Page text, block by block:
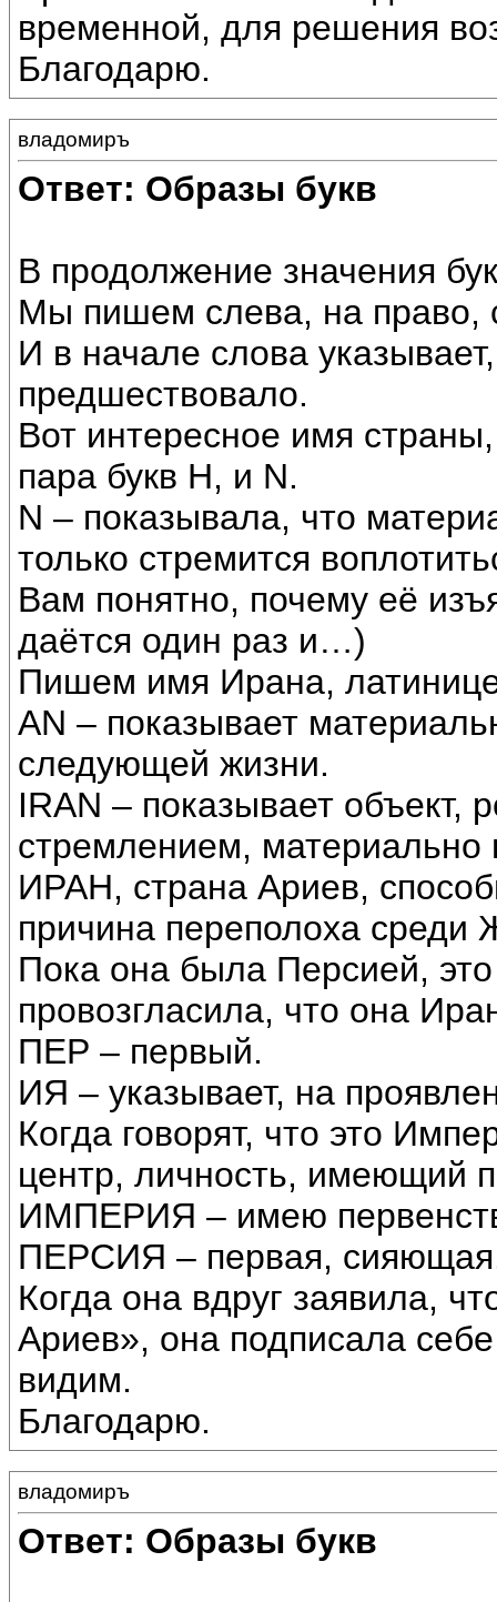
временной, для решения
Благодарю.
владомиръ
Ответ: Образы букв
В продолжение значения
Мы пишем слева, на право,
И в начале слова
предшествовало.
Вот интересное имя
пара букв Н, и N.
N – показывала, что
только стремится
Вам понятно, почему её
даётся один раз и…)
Пишем имя Ирана,
AN – показывает
следующей жизни.
IRAN – показывает
стремлением,
ИРАН, страна Ариев,
причина переполоха среди
Пока она была Персией,
провозгласила, что она
ПЕР – первый.
ИЯ – указывает, на
Когда говорят, что это
центр, личность, имеющий
ИМПЕРИЯ – имею
ПЕРСИЯ – первая,
Когда она вдруг заявила,
Ариев», она подписала
видим.
Благодарю.
владомиръ
Ответ: Образы букв